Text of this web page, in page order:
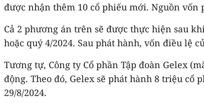
được nhận thêm 10 cổ phiếu mới. Nguồn
Cả 2 phương án trên sẽ được thực hiện sau
hoặc quý 4/2024. Sau phát hành, vốn điều lệ
Tương tự, Công ty Cổ phần Tập đoàn Gelex
động. Theo đó, Gelex sẽ phát hành 8 triệu cổ
29/8/2024.